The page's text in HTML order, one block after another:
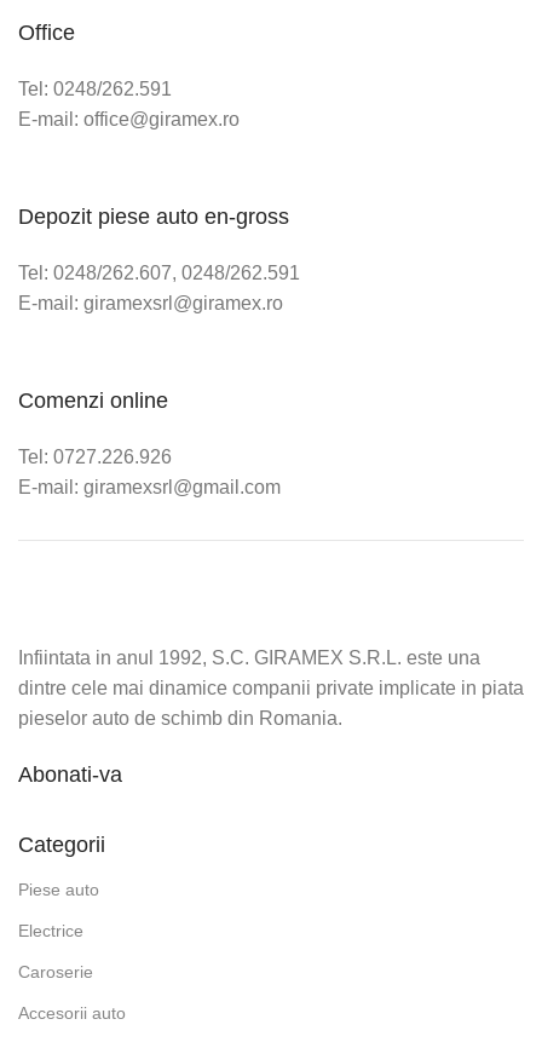
Office
Tel: 0248/262.591
E-mail: office@giramex.ro
Depozit piese auto en-gross
Tel: 0248/262.607, 0248/262.591
E-mail: giramexsrl@giramex.ro
Comenzi online
Tel: 0727.226.926
E-mail: giramexsrl@gmail.com
Infiintata in anul 1992, S.C. GIRAMEX S.R.L. este una
dintre cele mai dinamice companii private implicate in piata
pieselor auto de schimb din Romania.
Abonati-va
Categorii
Piese auto
Electrice
Caroserie
Accesorii auto